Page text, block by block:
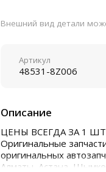
Внешний вид детали
Описание
ЦЕНЫ ВСЕГДА ЗА 1
Оригинальные
оригинальных
Алматы, Астана,
Артикул
48531-8Z006